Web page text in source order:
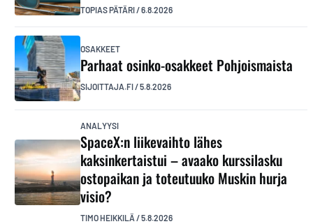
TOPIAS PÄTÄRI/6.8.2026
OSAKKEET
Parhaat osinko-osakkeet Pohjoismaista
SIJOITTAJA.FI/5.8.2026
ANALYYSI
SpaceX:n liikevaihto lähes
kaksinkertaistui – avaako kurssilasku
ostopaikan ja toteutuuko Muskin hurja
visio?
TIMO HEIKKILÄ /5.8.2026